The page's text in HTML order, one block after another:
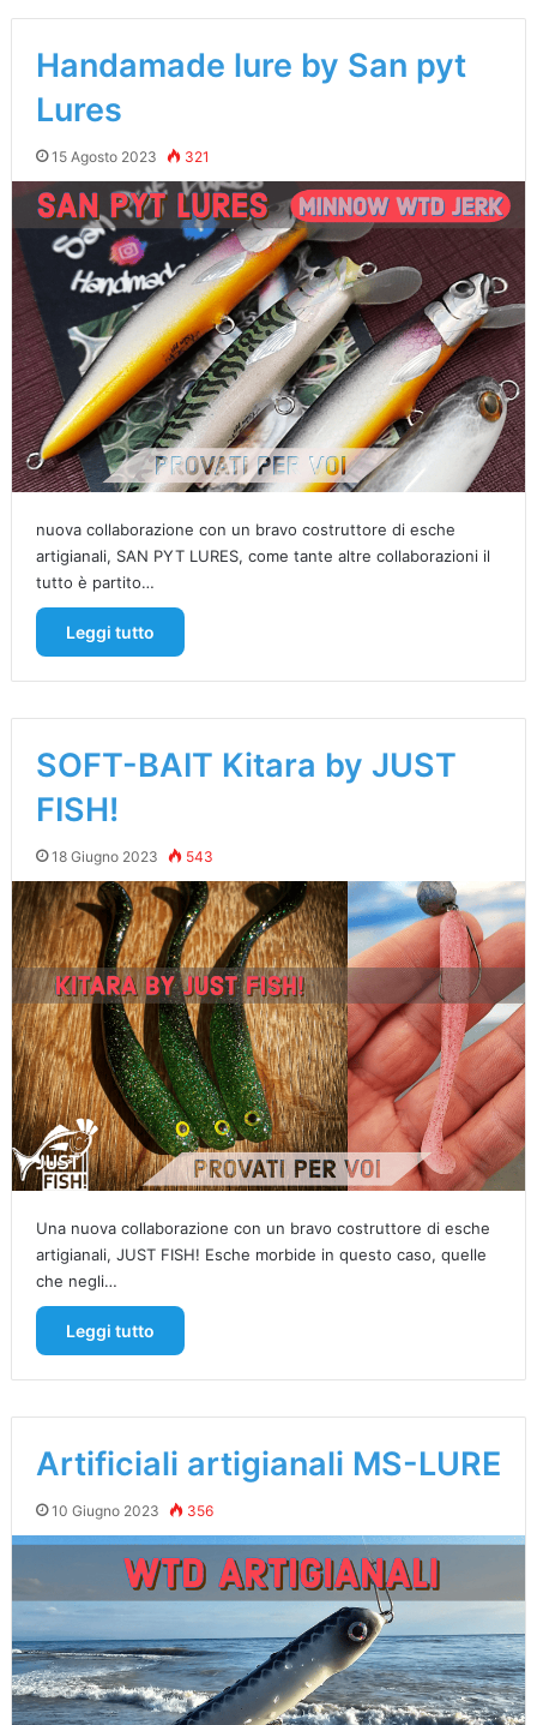
Handamade lure by San pyt
Lures
15 Agosto 2023 321
nuova collaborazione con un bravo costruttore di esche
artigianali, SAN PYT LURES, come tante altre collaborazioni il
tutto è partito…
Leggi tutto
SOFT-BAIT Kitara by JUST
FISH!
18 Giugno 2023 543
Una nuova collaborazione con un bravo costruttore di esche
artigianali, JUST FISH! Esche morbide in questo caso, quelle
che negli…
Leggi tutto
Artificiali artigianali MS-LURE
10 Giugno 2023 356